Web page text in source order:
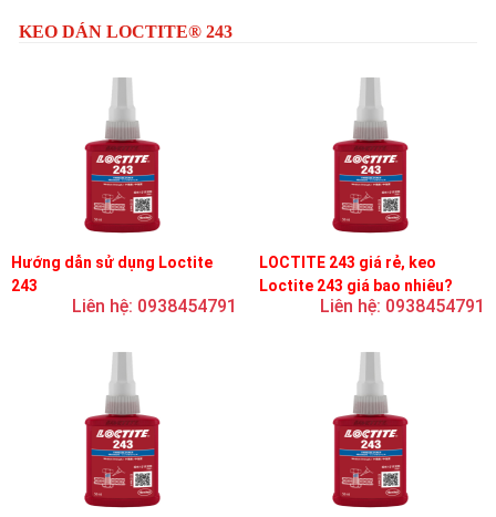
KEO DÁN LOCTITE® 243
Hướng dẫn sử dụng Loctite
243
Liên hệ: 0938454791
LOCTITE 243 giá rẻ, keo
Loctite 243 giá bao nhiêu?
Liên hệ: 0938454791